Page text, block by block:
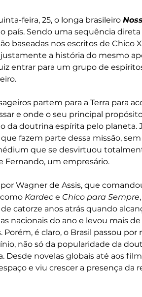
feira, 25, o longa brasileiro
país. Sendo uma sequência
baseadas nos escritos de Chico
a história do mesmo
entrar para um grupo de
partem para a Terra para
e onde o seu principal
da doutrina espírita pelo planeta.
que fazem parte dessa missão,
que se desvirtuou
Fernando, um empresário.
Wagner de Assis, que
Kardec e Chico para Sempre,
catorze anos atrás quando
nacionais do ano e levou mais
Porém, é claro, o Brasil passou
não só da popularidade da
Desde novelas globais até aos
e viu crescer a presença da